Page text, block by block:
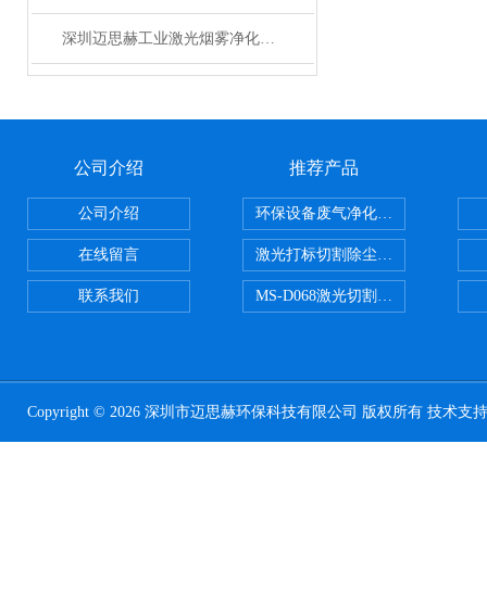
深圳迈思赫工业激光烟雾净化器 焊锡艾灸排烟除味设备 厂家直销
公司介绍
公司介绍
在线留言
联系我们
推荐产品
环保设备废气净化处理设备
激光打标切割除尘设备
MS-D068激光切割亚克力烟雾净化
Copyright © 2026 深圳市迈思赫环保科技有限公司 版权所有 技术支